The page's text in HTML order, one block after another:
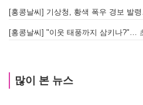
[홍콩날씨] 기상청, 황색 폭우 경보 발
[홍콩날씨] "이웃 태풍까지 삼키나?"…
많이 본 뉴스